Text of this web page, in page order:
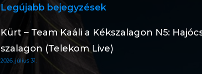
Legújabb bejegyzések
Kürt – Team Kaáli a Kékszalagon N5:
szalagon (Telekom Live)
2026. július 31.